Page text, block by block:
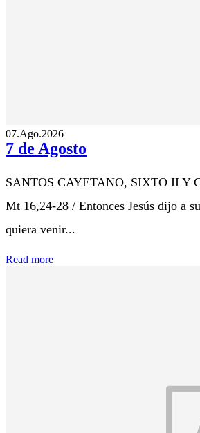
07.Ago.2026
7 de Agosto
SANTOS CAYETANO, SIXTO II Y
Mt 16,24-28 / Entonces Jesús dijo a
quiera venir...
Read more